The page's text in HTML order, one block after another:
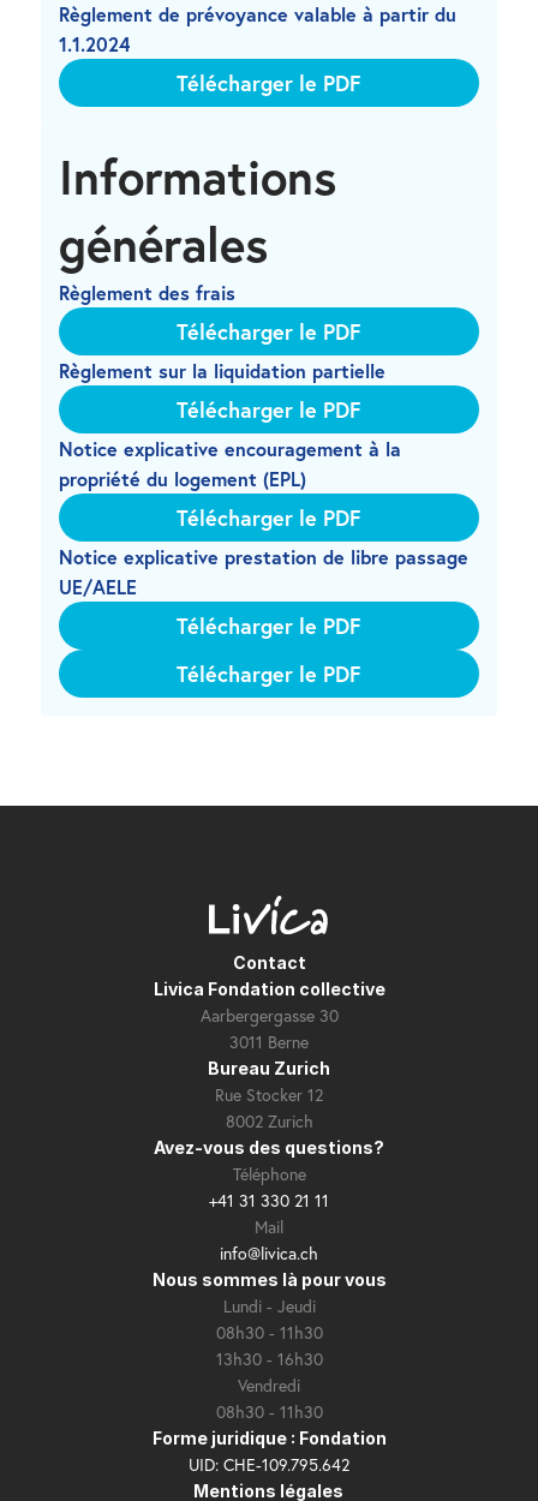
Règlement de prévoyance valable à partir du
1.1.2024
Télécharger le PDF
Informations
générales
Règlement des frais
Télécharger le PDF
Règlement sur la liquidation partielle
Télécharger le PDF
Notice explicative encouragement à la
propriété du logement (EPL)
Télécharger le PDF
Notice explicative prestation de libre passage
UE/AELE
Télécharger le PDF
Télécharger le PDF
Contact
Livica Fondation collective
Aarbergergasse 30
3011 Berne
Bureau Zurich
Rue Stocker 12
8002 Zurich
Avez-vous des questions?
Téléphone
+41 31 330 21 11
Mail
info@livica.ch
Nous sommes là pour vous
Lundi - Jeudi
08h30 - 11h30
13h30 - 16h30
Vendredi
08h30 - 11h30
Forme juridique : Fondation
UID: CHE-109.795.642
Mentions légales